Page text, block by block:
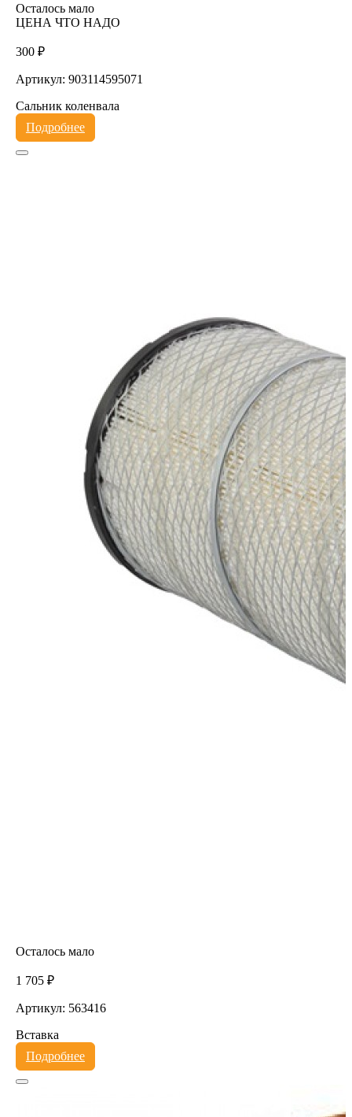
Осталось мало
ЦЕНА ЧТО НАДО
300 ₽
Артикул: 903114595071
Сальник коленвала
Подробнее
Осталось мало
1 705 ₽
Артикул: 563416
Вставка
Подробнее